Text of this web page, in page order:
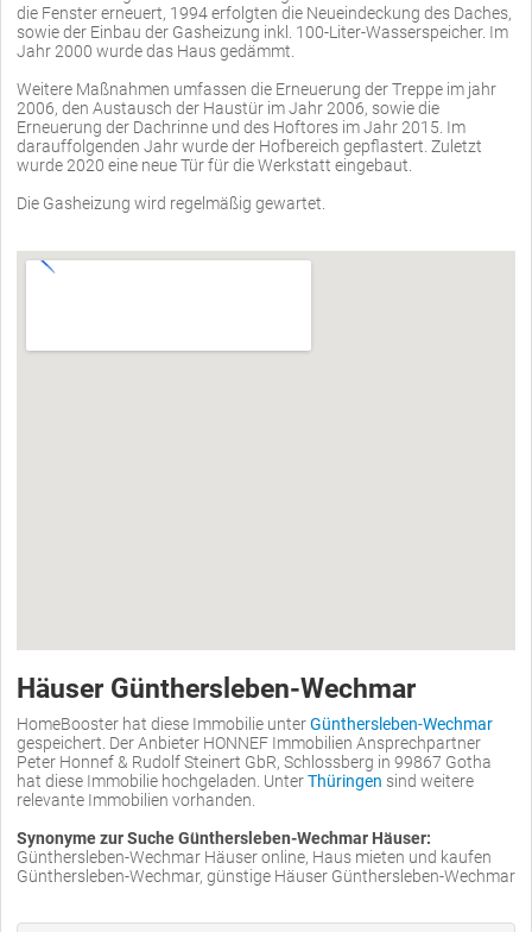
die Fenster erneuert, 1994 erfolgten die Neueindeckung des Daches,
sowie der Einbau der Gasheizung inkl. 100-Liter-Wasserspeicher. Im
Jahr 2000 wurde das Haus gedämmt.
Weitere Maßnahmen umfassen die Erneuerung der Treppe im jahr
2006, den Austausch der Haustür im Jahr 2006, sowie die
Erneuerung der Dachrinne und des Hoftores im Jahr 2015. Im
darauffolgenden Jahr wurde der Hofbereich gepflastert. Zuletzt
wurde 2020 eine neue Tür für die Werkstatt eingebaut.
Die Gasheizung wird regelmäßig gewartet.
Häuser Günthersleben-Wechmar
HomeBooster hat diese Immobilie unterGünthersleben-Wechmar
gespeichert. Der Anbieter HONNEF Immobilien Ansprechpartner
Peter Honnef & Rudolf Steinert GbR, Schlossberg in 99867 Gotha
hat diese Immobilie hochgeladen. UnterThüringen sind weitere
relevante Immobilien vorhanden.
Synonyme zur Suche Günthersleben-Wechmar Häuser:
Günthersleben-Wechmar Häuser online, Haus mieten und kaufen
Günthersleben-Wechmar, günstige Häuser Günthersleben-Wechmar